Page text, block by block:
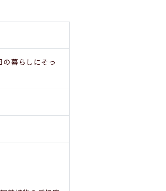
暮らしにそっ